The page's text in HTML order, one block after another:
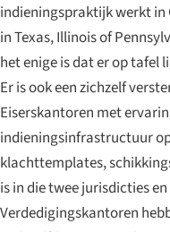
indieningspraktijk werkt in
in Texas, Illinois of
het enige is dat er op tafel
Er is ook een zichzelf
Eiserskantoren met
indieningsinfrastructuur
klachttemplates,
is in die twee jurisdicties
Verdedigingskantoren